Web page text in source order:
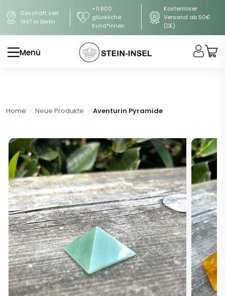
Geschäft seit
1997 in Berlin
+11.800
glückliche
Kund*innen
Kostenloser
Versand ab 50€
(DE)
Menü
Home Neue Produkte Aventurin Pyramide